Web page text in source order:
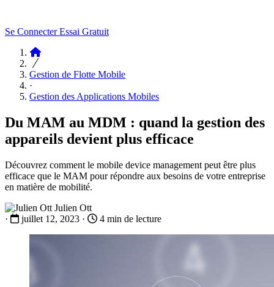
Se ConnecterEssai Gratuit
Gestion de Flotte Mobile
·
Gestion des Applications Mobiles
Du MAM au MDM : quand la gestion des
appareils devient plus efficace
Découvrez comment le mobile device management peut être plus
efficace que le MAM pour répondre aux besoins de votre entreprise
en matière de mobilité.
Julien Ott
·
juillet 12, 2023 · 4 min de lecture